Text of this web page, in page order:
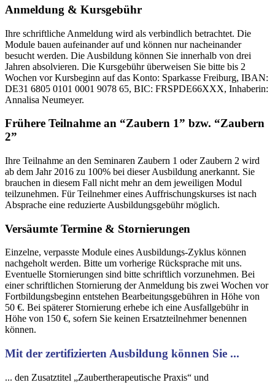
Anmeldung & Kursgebühr
Ihre schriftliche Anmeldung wird als verbindlich betrachtet. Die
Module bauen aufeinander auf und können nur nacheinander
besucht werden. Die Ausbildung können Sie innerhalb von drei
Jahren absolvieren. Die Kursgebühr überweisen Sie bitte bis 2
Wochen vor Kursbeginn auf das Konto: Sparkasse Freiburg, IBAN:
DE31 6805 0101 0001 9078 65, BIC: FRSPDE66XXX, Inhaberin:
Annalisa Neumeyer.
Frühere Teilnahme an “Zaubern 1” bzw. “Zaubern
2”
Ihre Teilnahme an den Seminaren Zaubern 1 oder Zaubern 2 wird
ab dem Jahr 2016 zu 100% bei dieser Ausbildung anerkannt. Sie
brauchen in diesem Fall nicht mehr an dem jeweiligen Modul
teilzunehmen. Für Teilnehmer eines Auffrischungskurses ist nach
Absprache eine reduzierte Ausbildungsgebühr möglich.
Versäumte Termine & Stornierungen
Einzelne, verpasste Module eines Ausbildungs-Zyklus können
nachgeholt werden. Bitte um vorherige Rücksprache mit uns.
Eventuelle Stornierungen sind bitte schriftlich vorzunehmen. Bei
einer schriftlichen Stornierung der Anmeldung bis zwei Wochen vor
Fortbildungsbeginn entstehen Bearbeitungsgebühren in Höhe von
50 €. Bei späterer Stornierung erhebe ich eine Ausfallgebühr in
Höhe von 150 €, sofern Sie keinen Ersatzteilnehmer benennen
können.
Mit der zertifizierten Ausbildung können Sie ...
... den Zusatztitel „Zaubertherapeutische Praxis“ und